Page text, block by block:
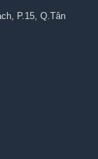
P.15, Q.Tân